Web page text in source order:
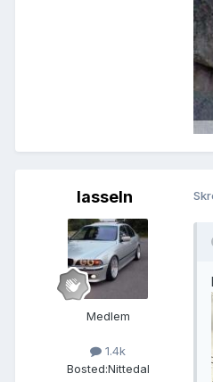
lasseln
Medlem
1.4k
Bosted:Nittedal